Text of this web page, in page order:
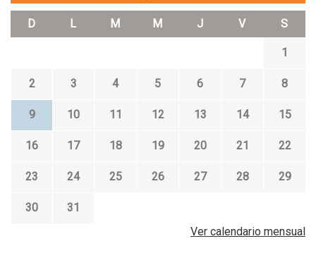
D L M M J V S
1
2 3 4 5 6 7 8
9 10 11 12 13 14 15
16 17 18 19 20 21 22
23 24 25 26 27 28 29
30
31
Ver calendario mensual